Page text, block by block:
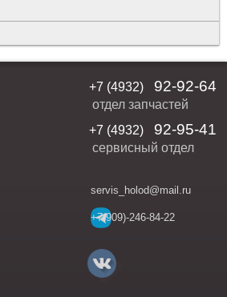
+7 (4932) 92-92-64
отдел запчастей
+7 (4932)
92-95-41
сервисный отдел
servis_holod@mail.ru
+7(909)-246-84-22